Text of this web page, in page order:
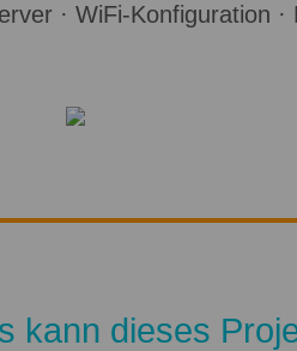
· WiFi-Konfiguration
kann dieses